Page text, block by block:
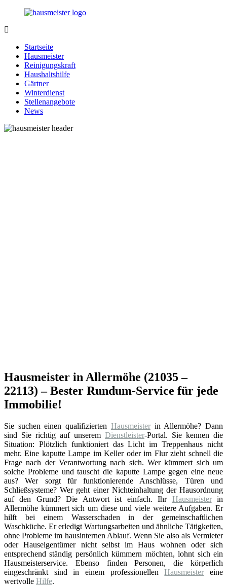
Zurück
Inhalt
Hausmeister.de
rund
Ihren
Haushalt
Startseite
Hausmeister
Reinigungskraft
Haushaltshilfe
Gärtner
Winterdienst
Stellenangebote
News
Hausmeister in Allermöhe (21035 –
22113) – Bester Rundum-Service für jede
Immobilie!
Sie suchen einen qualifizierten Hausmeisterin Allermöhe? Dann
sind Sie richtig auf unserem Dienstleister-Portal. Sie kennen die
Situation: Plötzlich funktioniert das Licht im Treppenhaus nicht
mehr. Eine kaputte Lampe im Keller oder im Flur zieht schnell die
Frage nach der Verantwortung nach sich. Wer kümmert sich um
solche Probleme und tauscht die kaputte Lampe gegen eine neue
aus? Wer sorgt für funktionierende Anschlüsse, Türen und
Schließsysteme? Wer geht einer Nichteinhaltung der Hausordnung
auf den Grund? Die Antwort ist einfach. Ihr Hausmeisterin
Allermöhe kümmert sich um diese und viele weitere Aufgaben. Er
hilft bei einem Wasserschaden in der gemeinschaftlichen
Waschküche. Er erledigt Wartungsarbeiten und ähnliche Tätigkeiten,
ohne Probleme im hausinternen Ablauf. Wenn Sie also als Vermieter
oder Hauseigentümer nicht selbst im Haus wohnen oder sich
entsprechend ständig persönlich kümmern möchten, lohnt sich ein
Hausmeisterservice. Ebenso finden Personen, die körperlich
eingeschränkt sind in einem professionellenHausmeister eine
wertvolle Hilfe.